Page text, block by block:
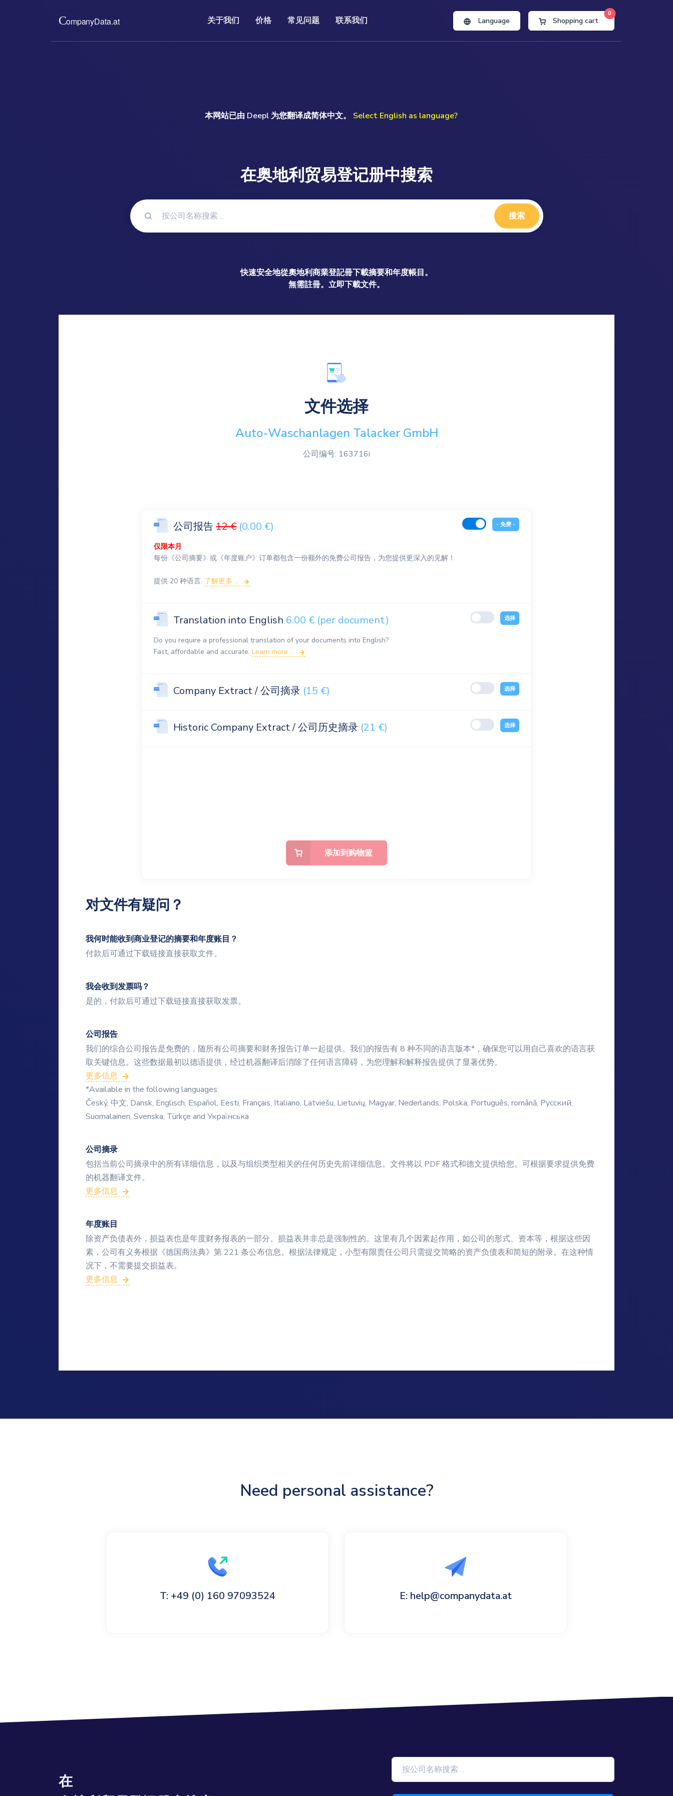
关于我们 价格
read more ...
常见问题 联系我们
Monday to Friday 09.00am-17.00pm (GMT)
Language Shopping cart
0
本网站已由 Deepl 为您翻译成简体中文。 Select English as language?
在奥地利贸易登记册中搜索
搜索
快速安全地從奧地利商業登記冊下載摘要和年度帳目。
無需註冊。立即下載文件。
文件选择
Auto-Waschanlagen Talacker GmbH
公司编号: 163716i
公司报告12 €(0.00 €)
仅限本月
每份《公司摘要》或《年度账户》订单都包含一份额外的免费公司报告，为您提供更深入的见解！
提供 20 种语言. 了解更多 ...
- 免费 -
Translation into English 6.00 € (per document)
Do you require a professional translation of your documents into English?
Fast, affordable and accurate. Learn more ...
选择
Company Extract / 公司摘录 (15 €) 选择
Historic Company Extract / 公司历史摘录 (21 €) 选择
添加到购物篮
对文件有疑问？
我何时能收到商业登记的摘要和年度账目？
付款后可通过下载链接直接获取文件。
我会收到发票吗？
是的，付款后可通过下载链接直接获取发票。
公司报告
我们的综合公司报告是免费的，随所有公司摘要和财务报告订单一起提供。我们的报告有 8 种不同的语言版本*，确保您可以用自己喜欢的语言获
取关键信息。这些数据最初以德语提供，经过机器翻译后消除了任何语言障碍，为您理解和解释报告提供了显著优势。
更多信息
*Available in the following languages:
Český, 中文, Dansk, Englisch, Español, Eesti, Français, Italiano, Latviešu, Lietuvių, Magyar, Nederlands, Polska, Português, română, Русский,
Suomalainen, Svenska, Türkçe and Українська
公司摘录
包括当前公司摘录中的所有详细信息，以及与组织类型相关的任何历史先前详细信息。文件将以 PDF 格式和德文提供给您。可根据要求提供免费
的机器翻译文件。
更多信息
年度账目
除资产负债表外，损益表也是年度财务报表的一部分。损益表并非总是强制性的。这里有几个因素起作用，如公司的形式、资本等，根据这些因
素，公司有义务根据《德国商法典》第 221 条公布信息。根据法律规定，小型有限责任公司只需提交简略的资产负债表和简短的附录。在这种情
况下，不需要提交损益表。
更多信息
Need personal assistance?
T: +49 (0) 160 97093524 E: help@companydata.at
在